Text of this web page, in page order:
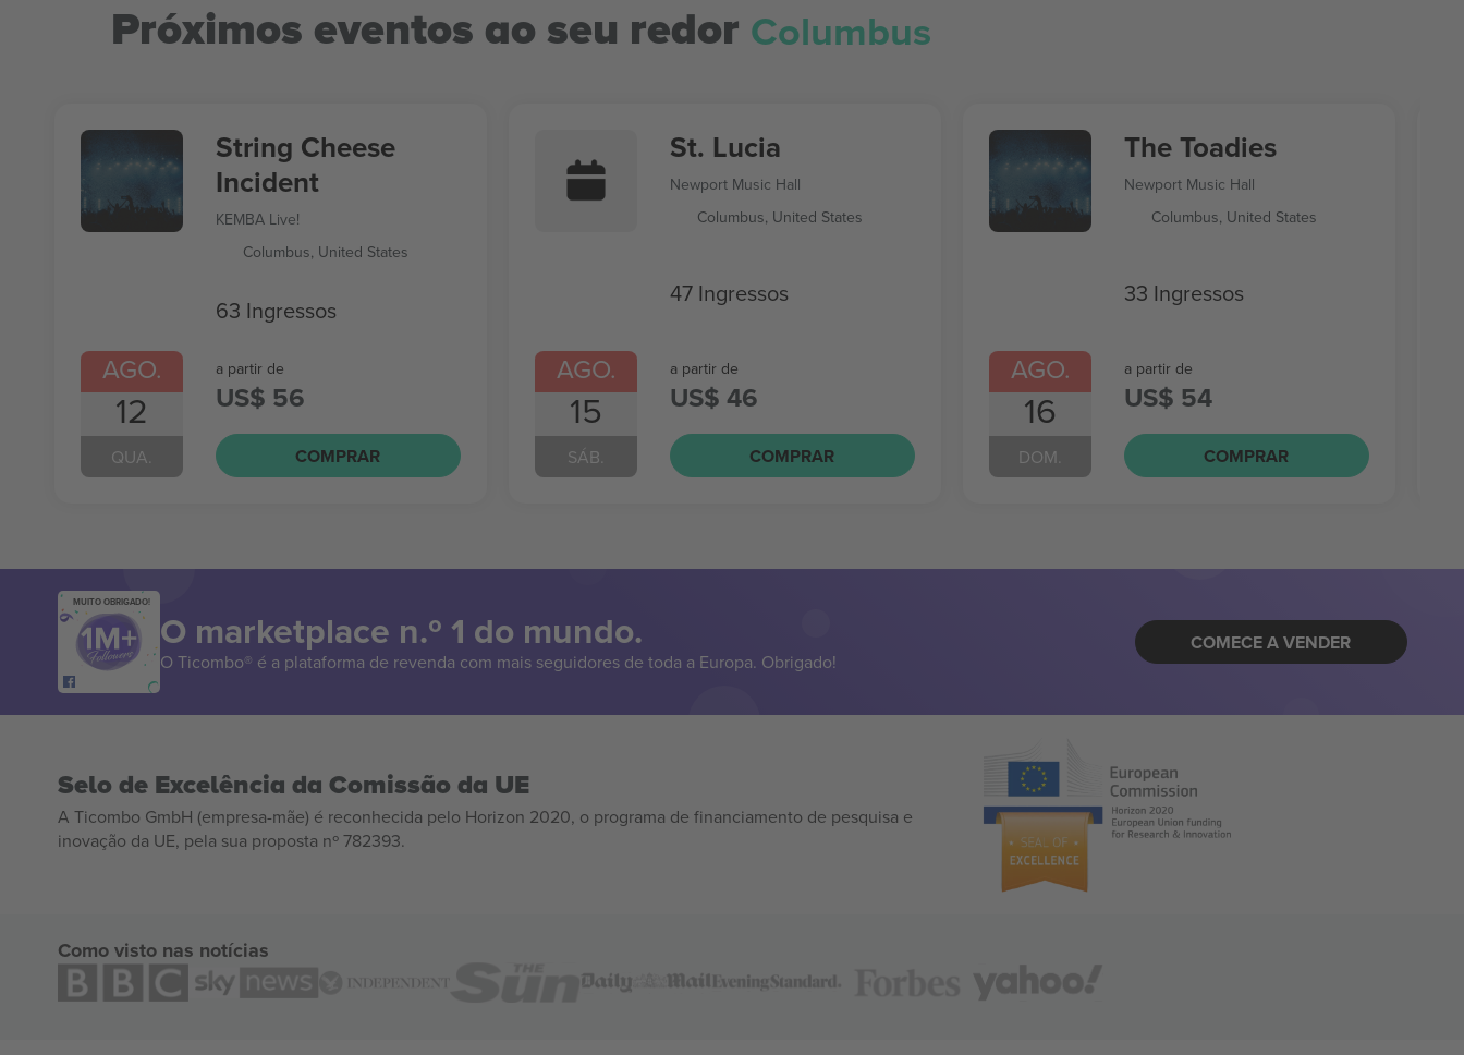
Próximos eventos ao seu redor Columbus
AGO.
12
QUA.
String Cheese
Incident
KEMBA Live!
Columbus, United States
63 Ingressos
a partir de
US$ 56
COMPRAR
AGO.
15
SÁB.
St. Lucia
Newport Music Hall
Columbus, United States
47 Ingressos
a partir de
US$ 46
COMPRAR
AGO.
16
DOM.
The Toadies
Newport Music Hall
Columbus, United States
33 Ingressos
a partir de
US$ 54
COMPRAR
MUITO OBRIGADO!
O marketplace n.º 1 do mundo.
O Ticombo® é a plataforma de revenda com mais seguidores de toda a Europa. Obrigado!
COMECE A VENDER
Selo de Excelência da Comissão da UE
A Ticombo GmbH (empresa-mãe) é reconhecida pelo Horizon 2020, o programa de financiamento de pesquisa e
inovação da UE, pela sua proposta nº 782393.
Como visto nas notícias